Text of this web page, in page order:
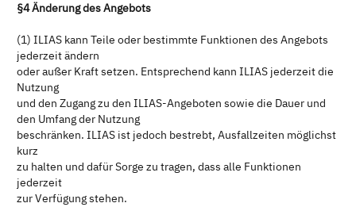
§4 Änderung des Angebots
(1) ILIAS kann Teile oder bestimmte Funktionen des Angebots
jederzeit ändern
oder außer Kraft setzen. Entsprechend kann ILIAS jederzeit die
Nutzung
und den Zugang zu den ILIAS-Angeboten sowie die Dauer und
den Umfang der Nutzung
beschränken. ILIAS ist jedoch bestrebt, Ausfallzeiten möglichst
kurz
zu halten und dafür Sorge zu tragen, dass alle Funktionen
jederzeit
zur Verfügung stehen.